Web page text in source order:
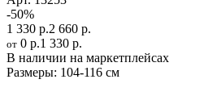
-50%
1 330 р.2 660 р.
от 0 р.1 330 р.
В наличии на маркетплейсах
Размеры: 104-116 см